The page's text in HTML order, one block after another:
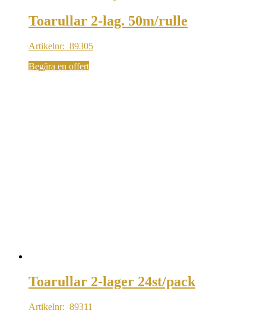
Toarullar 2-lag. 50m/rulle
Artikelnr: 89305
Begära en offert
Toarullar 2-lager 24st/pack
Artikelnr: 89311